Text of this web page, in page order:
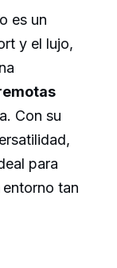
es un
y el lujo,
Con su
para
tan